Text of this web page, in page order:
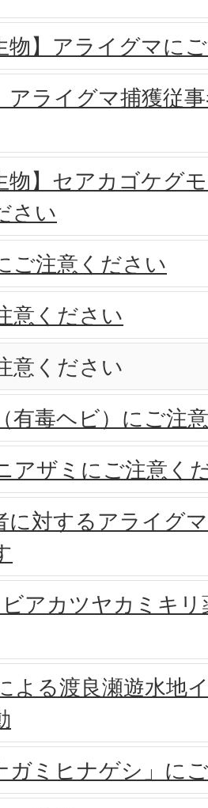
物】アライグマに
アライグマ捕獲従
物】セアカゴケグ
さい
ご注意ください
意ください
意ください
有毒ヘビ）にご注
アザミにご注意く
に対するアライグ
アカツヤカミキリ
よる渡良瀬遊水地
ガミヒナゲシ」に